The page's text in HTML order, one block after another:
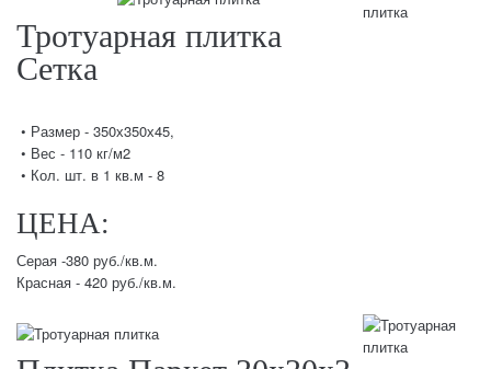
Тротуарная плитка
Сетка
• Размер - 350х350х45,
• Вес - 110 кг/м2
• Кол. шт. в 1 кв.м - 8
ЦЕНА:
Серая -380 руб./кв.м.
Красная - 420 руб./кв.м.